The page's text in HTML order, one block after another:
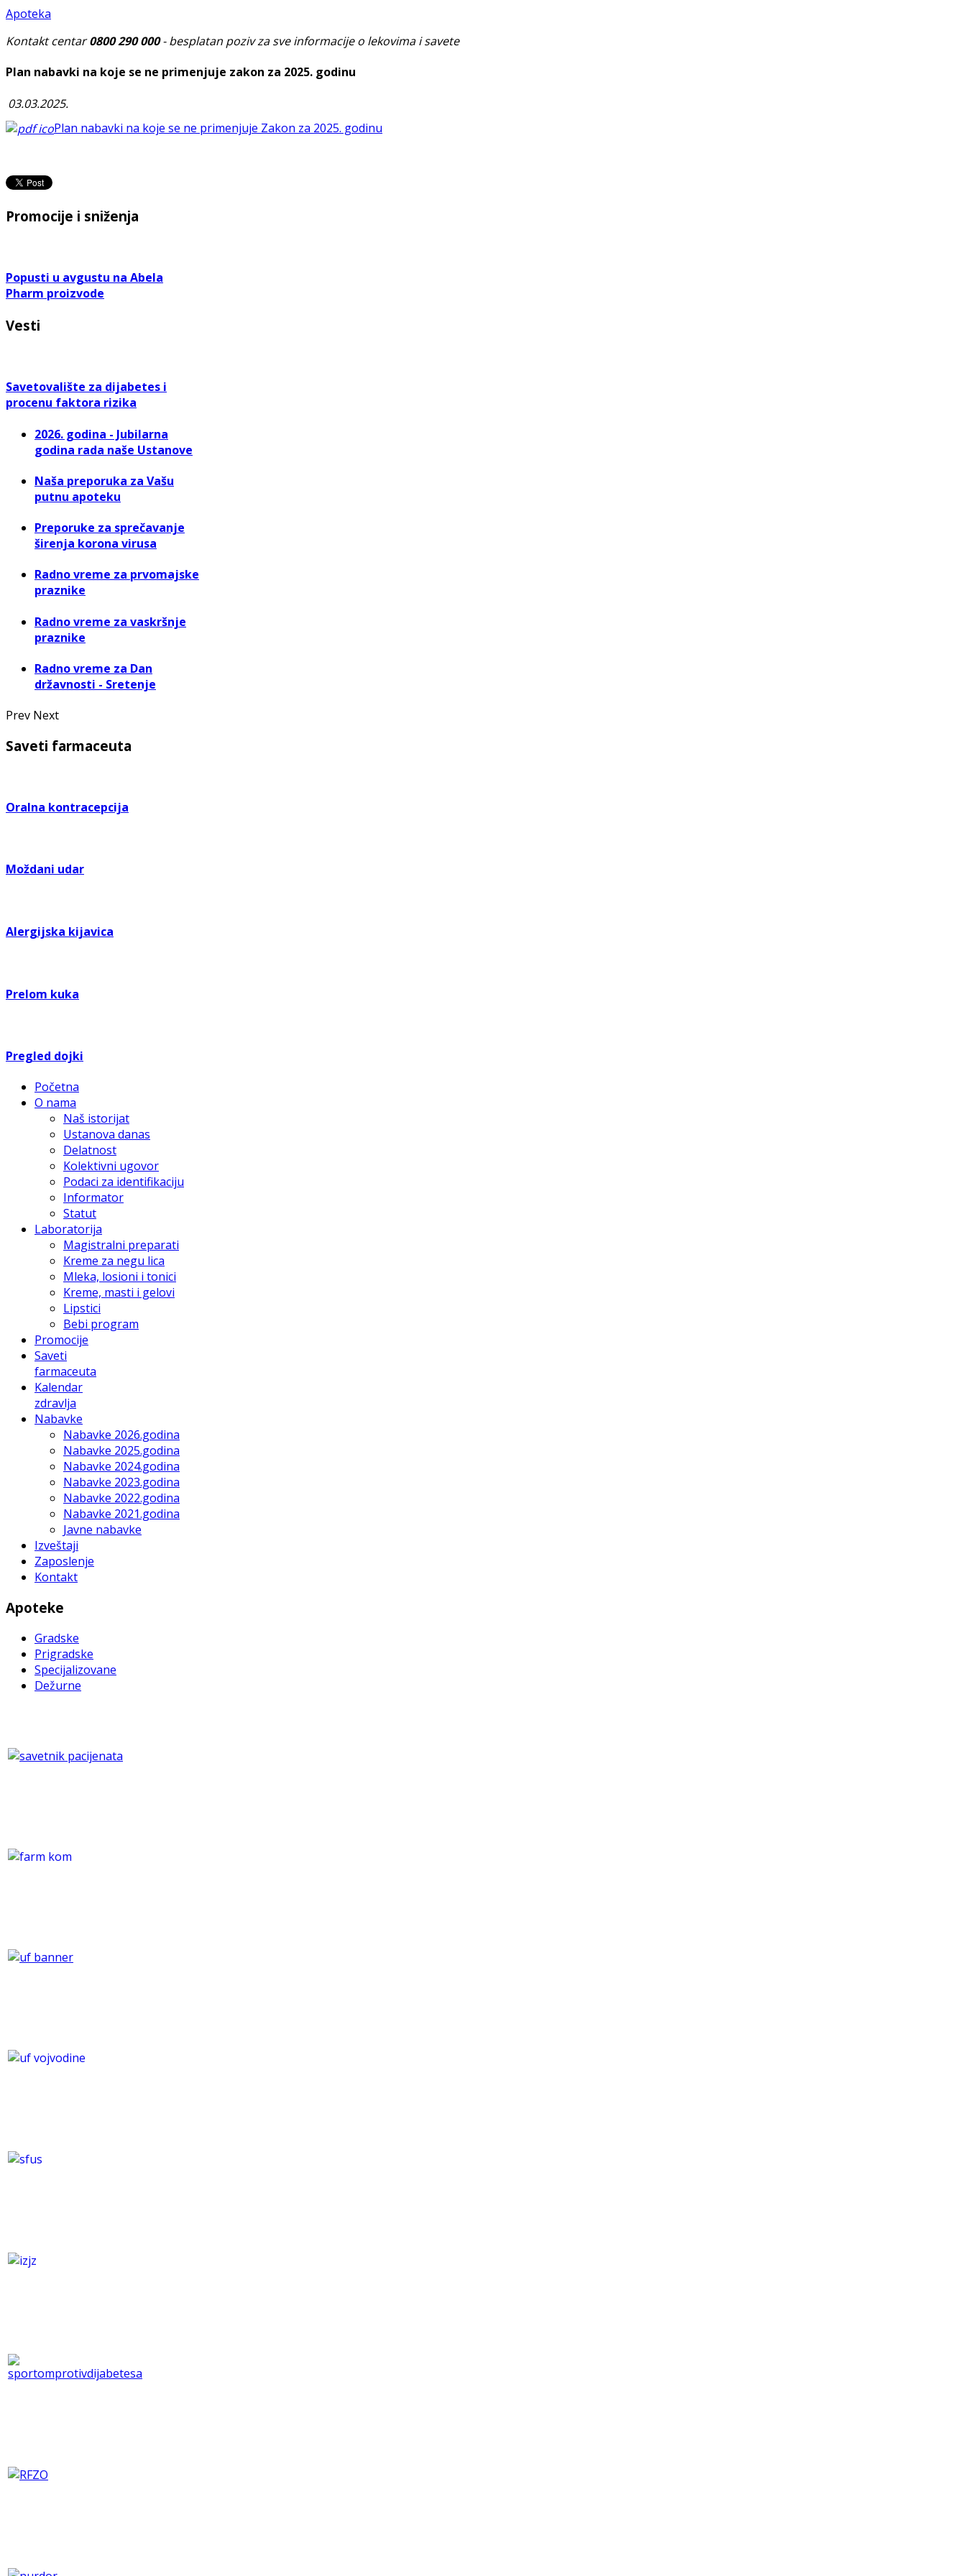
Apoteka
Kontakt centar0800 290 000- besplatan poziv za sve informacije o lekovima i savete
Plan nabavki na koje se ne primenjuje zakon za 2025. godinu
03.03.2025.
Plan nabavki na koje se ne primenjuje Zakon za 2025. godinu
Promocije i sniženja
Popusti u avgustu na Abela
Pharm proizvode
Vesti
Savetovalište za dijabetes i
procenu faktora rizika
2026. godina - Jubilarna
godina rada naše Ustanove
Naša preporuka za Vašu
putnu apoteku
Preporuke za sprečavanje
širenja korona virusa
Radno vreme za prvomajske
praznike
Radno vreme za vaskršnje
praznike
Radno vreme za Dan
državnosti - Sretenje
Prev Next
Saveti farmaceuta
Oralna kontracepcija
Moždani udar
Alergijska kijavica
Prelom kuka
Pregled dojki
Početna
O nama
Naš istorijat
Ustanova danas
Delatnost
Kolektivni ugovor
Podaci za identifikaciju
Informator
Statut
Laboratorija
Magistralni preparati
Kreme za negu lica
Mleka, losioni i tonici
Kreme, masti i gelovi
Lipstici
Bebi program
Promocije
Saveti
farmaceuta
Kalendar
zdravlja
Nabavke
Nabavke 2026.godina
Nabavke 2025.godina
Nabavke 2024.godina
Nabavke 2023.godina
Nabavke 2022.godina
Nabavke 2021.godina
Javne nabavke
Izveštaji
Zaposlenje
Kontakt
Apoteke
Gradske
Prigradske
Specijalizovane
Dežurne